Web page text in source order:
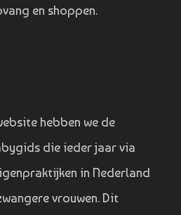
en shoppen.
hebben we de
die ieder jaar via
in Nederland
vrouwen. Dit